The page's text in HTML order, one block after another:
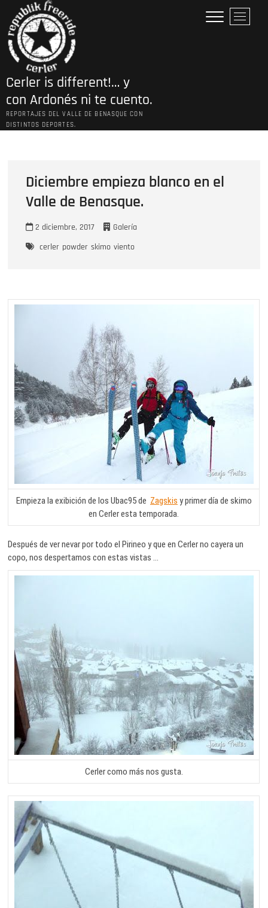
contenido
Cerler is different!… y
con Ardonés ni te cuento.
REPORTAJES DEL VALLE DE BENASQUE CON
DISTINTOS DEPORTES.
B
o
e
Diciembre empieza blanco en el
Valle de Benasque.
2 diciembre, 2017
Galería
cerler powder skimo viento
Empieza la exibición de los Ubac95 de Zagskis y primer día de skimo
en Cerler esta temporada.
Después de ver nevar por todo el Pirineo y que en Cerler no cayera un
copo, nos despertamos con estas vistas …
Cerler como más nos gusta.